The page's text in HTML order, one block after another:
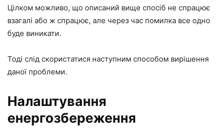
Цілком можливо, що описаний вище спосіб не спрацює
взагалі або ж спрацює, але через час помилка все одно
буде виникати.
Тоді слід скористатися наступним способом вирішення
даної проблеми.
Налаштування
енергозбереження